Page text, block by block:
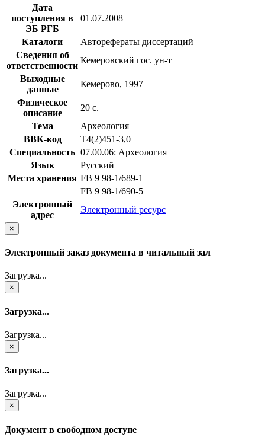
Дата
поступления в
ЭБ РГБ
01.07.2008
Каталоги
Авторефераты диссертаций
Сведения об
ответственности
Кемеровский гос. ун-т
Выходные
данные
Кемерово, 1997
Физическое
описание
20 с.
Тема
Археология
BBK-код
Т4(2)451-3,0
Специальность 07.00.06: Археология
Язык
Русский
Места хранения FB 9 98-1/689-1
FB 9 98-1/690-5
Электронный
адрес
Электронный ресурс
×
Электронный заказ документа в читальный зал
Загрузка...
×
Загрузка...
Загрузка...
×
Загрузка...
Загрузка...
×
Документ в свободном доступе